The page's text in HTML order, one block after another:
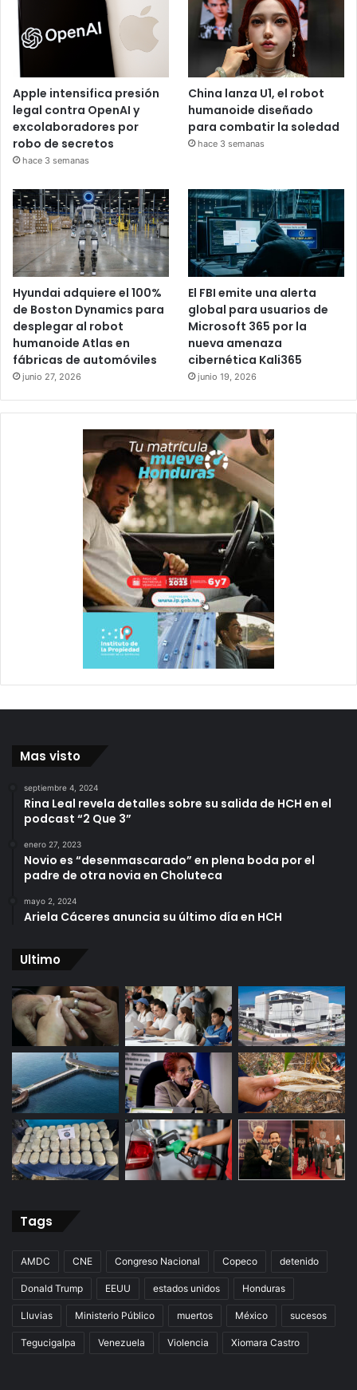
Apple intensifica presión
legal contra OpenAI y
excolaboradores por
robo de secretos
hace 3 semanas
China lanza U1, el robot
humanoide diseñado
para combatir la soledad
hace 3 semanas
Hyundai adquiere el 100%
de Boston Dynamics para
desplegar al robot
humanoide Atlas en
fábricas de automóviles
junio 27, 2026
El FBI emite una alerta
global para usuarios de
Microsoft 365 por la
nueva amenaza
cibernética Kali365
junio 19, 2026
Mas visto
septiembre 4, 2024
Rina Leal revela detalles sobre su salida de HCH en el
podcast “2 Que 3”
enero 27, 2023
Novio es “desenmascarado” en plena boda por el
padre de otra novia en Choluteca
mayo 2, 2024
Ariela Cáceres anuncia su último día en HCH
Ultimo
Tags
AMDC CNE Congreso Nacional Copeco detenido
Donald Trump EEUU estados unidos Honduras
Lluvias Ministerio Público muertos México sucesos
Tegucigalpa Venezuela Violencia Xiomara Castro